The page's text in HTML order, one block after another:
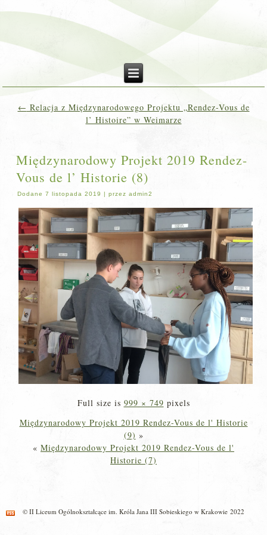
← Relacja z Międzynarodowego Projektu „Rendez-Vous de
l’ Histoire” w Weimarze
Międzynarodowy Projekt 2019 Rendez-
Vous de l’ Historie (8)
Dodane 7 listopada 2019 |przez admin2
Full size is 999 × 749 pixels
Międzynarodowy Projekt 2019 Rendez-Vous de l' Historie
(9) »
« Międzynarodowy Projekt 2019 Rendez-Vous de l'
Historie (7)
© II Liceum Ogólnokształcące im. Króla Jana III Sobieskiego w Krakowie 2022